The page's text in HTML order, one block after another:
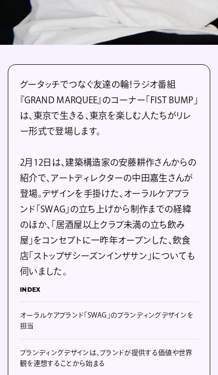
グータッチでつなぐ友達の輪！ラジオ番組
『GRAND MARQUEE』のコーナー「FIST BUMP」
は、東京で生きる、東京を楽しむ人たちがリレ
ー形式で登場します。
2月12日は、建築構造家の安藤耕作さんからの
紹介で、アートディレクターの中田嘉生さんが
登場。デザインを手掛けた、オーラルケアブラ
ンド「SWAG」の立ち上げから制作までの経緯
のほか、「居酒屋以上クラブ未満の立ち飲み
屋」をコンセプトに一昨年オープンした、飲食
店「ストップザシーズンインザサン」についても
伺いました。
INDEX
オーラルケアブランド「SWAG」のブランディングデザインを
担当
ブランディングデザインは、ブランドが提供する価値や世界
観を連想することから始まる